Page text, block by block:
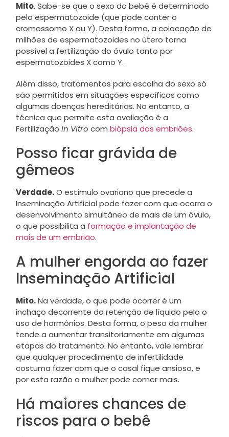
Mito. Sabe-se que o sexo do bebê é determinado
pelo espermatozoide (que pode conter o
cromossomo X ou Y). Desta forma, a colocação de
milhões de espermatozoides no útero torna
possível a fertilização do óvulo tanto por
espermatozoides X como Y.
Além disso, tratamentos para escolha do sexo só
são permitidos em situações específicas como
algumas doenças hereditárias. No entanto, a
técnica que permite esta avaliação é a
Fertilização In Vitro com biópsia dos embriões.
Posso ficar grávida de
gêmeos
Verdade.O estímulo ovariano que precede a
Inseminação Artificial pode fazer com que ocorra o
desenvolvimento simultâneo de mais de um óvulo,
o que possibilita a formação e implantação de
mais de um embrião.
A mulher engorda ao fazer
Inseminação Artificial
Mito.Na verdade, o que pode ocorrer é um
inchaço decorrente da retenção de líquido pelo o
uso de hormônios. Desta forma, o peso da mulher
tende a aumentar transitoriamente em algumas
etapas do tratamento. No entanto, vale lembrar
que qualquer procedimento de infertilidade
costuma fazer com que o casal fique ansioso, e
por esta razão a mulher pode comer mais.
Há maiores chances de
riscos para o bebê